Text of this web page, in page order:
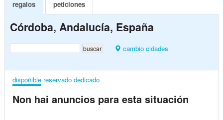
regalos peticiones
Córdoba, Andalucía, España
cambio cidades
dispoñible reservado dedicado
Non hai anuncios para esta situación